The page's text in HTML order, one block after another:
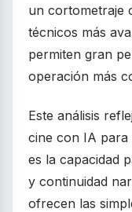
un cortometraje
técnicos más
permiten gran
operación más
Este análisis
cine con IA para
es la capacidad
y continuidad
ofrecen las